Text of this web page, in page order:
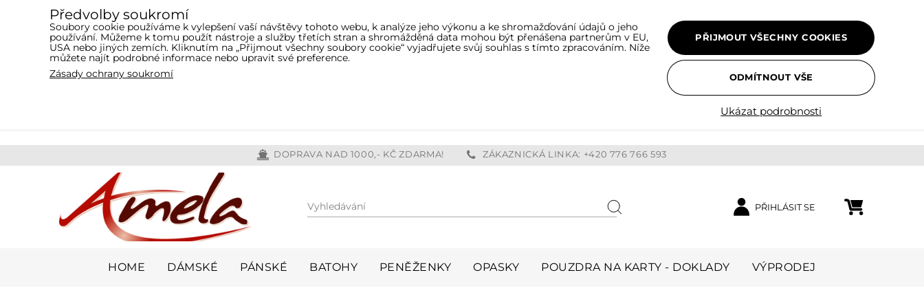
Vyhledávání
PŘIHLÁSIT SE
Nákupní košík
DOPRAVA NAD 1000,- KČ ZDARMA! ZÁKAZNICKÁ LINKA: +420 776 766 593
HOME DÁMSKÉ PÁNSKÉ BATOHY PENĚŽENKY OPASKY POUZDRA NA KARTY - DOKLADY VÝPRODEJ
Předvolby soukromí
Soubory cookie používáme k vylepšení vaší návštěvy tohoto webu, k analýze jeho výkonu a ke shromažďování údajů o jeho
používání. Můžeme k tomu použít nástroje a služby třetích stran a shromážděná data mohou být přenášena partnerům v EU,
USA nebo jiných zemích. Kliknutím na „Přijmout všechny soubory cookie“ vyjadřujete svůj souhlas s tímto zpracováním. Níže
můžete najít podrobné informace nebo upravit své preference.
Zásady ochrany soukromí
Ukázat podrobnosti
PŘIJMOUT VŠECHNY COOKIES
ODMÍTNOUT VŠE